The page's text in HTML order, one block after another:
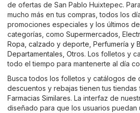
de ofertas de San Pablo Huixtepec.
mucho más en tus compras, todos los
promociones especiales y los últimos
categorías, como Supermercados
Ropa, calzado y deporte Perfumería y
Departamentales Otros. Los folletos y
todo el tiempo para mantenerte al día
Busca todos los folletos y catálogos de
descuentos y rebajas tienen tus tiendas
Farmacias Similares. La interfaz de
diseñado para que los usuarios puedan